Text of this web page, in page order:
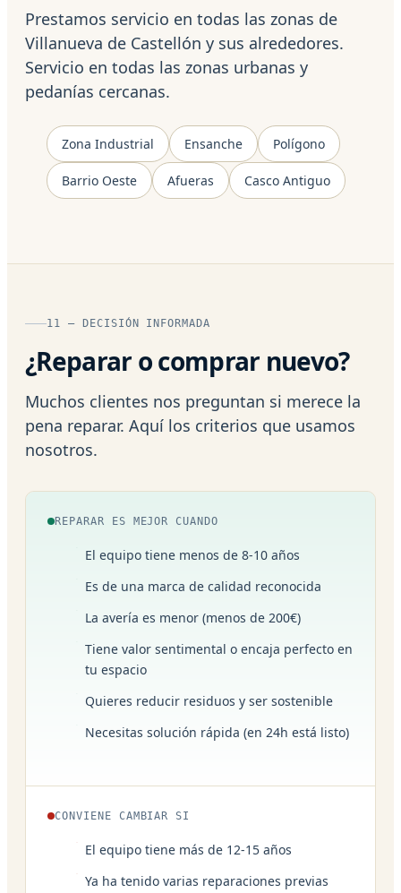
Prestamos servicio en todas las zonas de
Villanueva de Castellón y sus alrededores.
Servicio en todas las zonas urbanas y
pedanías cercanas.
Zona Industrial Ensanche Polígono
Barrio Oeste Afueras Casco Antiguo
11 — DECISIÓN INFORMADA
¿Reparar o comprar nuevo?
Muchos clientes nos preguntan si merece la
pena reparar. Aquí los criterios que usamos
nosotros.
REPARAR ES MEJOR CUANDO
El equipo tiene menos de 8-10 años
Es de una marca de calidad reconocida
La avería es menor (menos de 200€)
Tiene valor sentimental o encaja perfecto en
tu espacio
Quieres reducir residuos y ser sostenible
Necesitas solución rápida (en 24h está listo)
CONVIENE CAMBIAR SI
El equipo tiene más de 12-15 años
Ya ha tenido varias reparaciones previas